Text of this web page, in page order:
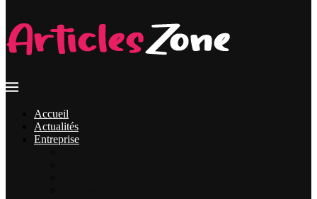
Accueil
Actualités
Entreprise